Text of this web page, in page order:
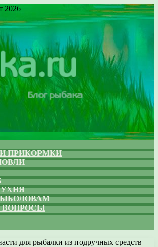
2026
ПРИКОРМКИ
для рыбалки из подручных средств